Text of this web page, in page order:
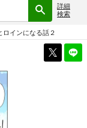
詳細
検索
インになる話２